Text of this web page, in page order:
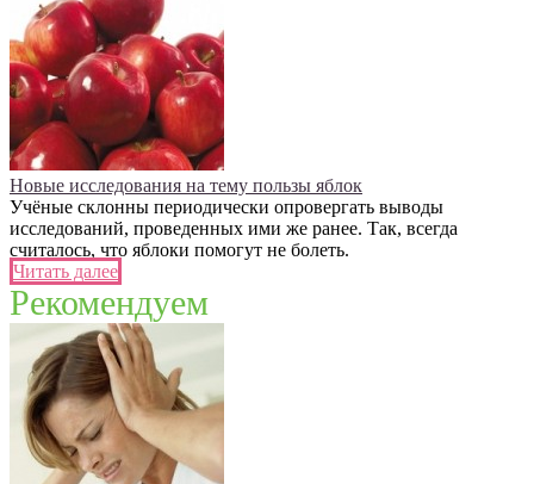
Новые исследования на тему пользы яблок
Учёные склонны периодически опровергать выводы
исследований, проведенных ими же ранее. Так, всегда
считалось, что яблоки помогут не болеть.
Читать далее
Рекомендуем